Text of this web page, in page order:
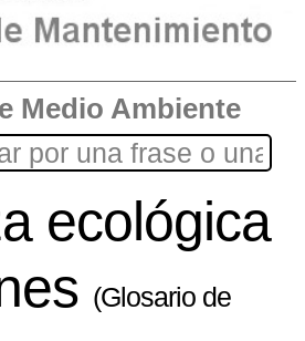
Medio Ambiente
ecológica
(Glosario de